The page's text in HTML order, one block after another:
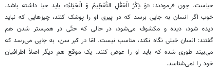
حیاست. چون فرمودند: «وَ ذِكْرُ الْعَقْلِ التَّعْظِيمُ وَ الْحَيَاءُ»، باید حیا داشته باشد.
خوب اگر انسان به جایی برسد که در پیری او را پوشک کنند، چیزهایی که نباید
دیده شود، دیده و مکشوف می‌شود، در حالی که حتّی در همبستر شدن هم
گفتند: انسان خیلی نگاه نکند، مناسب نیست. امّا در کبر سن، به جایی می‌رسد که
می‌بیند طوری شده که باید او را عوض کنند. یک موقع هم دیگر اصلاً اطرافیان
خود را نمی‌شناسد.